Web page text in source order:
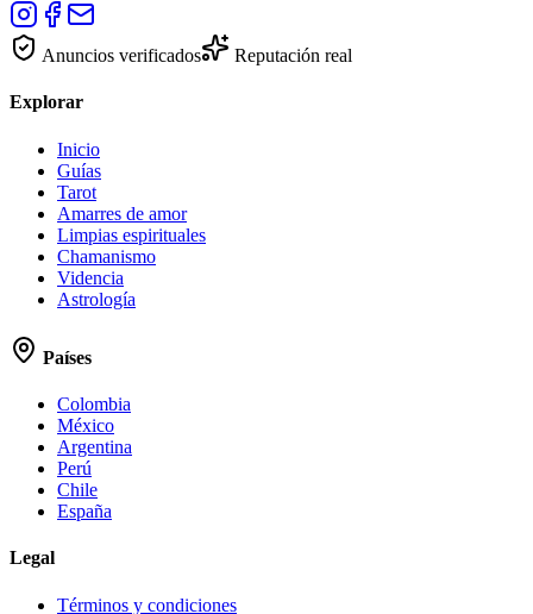
Anuncios verificados Reputación real
Explorar
Inicio
Guías
Tarot
Amarres de amor
Limpias espirituales
Chamanismo
Videncia
Astrología
Países
Colombia
México
Argentina
Perú
Chile
España
Legal
Términos y condiciones